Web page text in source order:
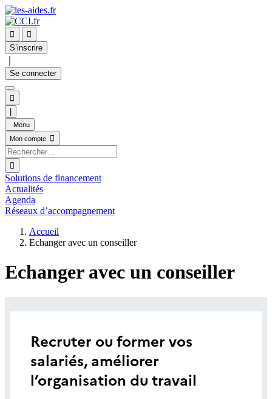


S’inscrire
Se connecter

Menu
Mon compte


Solutions de financement
Actualités
Agenda
Réseaux d’accompagnement
Accueil
Echanger avec un conseiller
Echanger avec un conseiller